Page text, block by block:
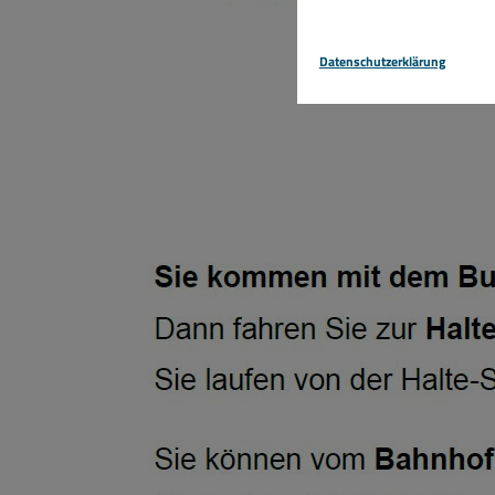
Datenschutzerklärung